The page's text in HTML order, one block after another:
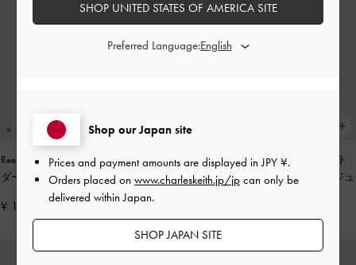
Reese リース ルーシュド ボウ ショル
ダーバッグ-ストーングレー
¥ 14,900
Tricha トリチャ ノッテッドベルト ト
ップハンドルバッグ-サンドベージュ
Shop our Japan site
Prices and payment amounts are displayed inJPY ¥.
Orders placed on www.charleskeith.jp/jp can only be
delivered within Japan.
SHOP JAPAN SITE
SHOP UNITED STATES OF AMERICA SITE
Preferred Language: